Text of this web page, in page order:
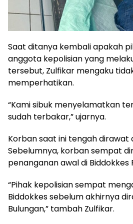
Saat ditanya kembali apakah
anggota kepolisian yang
tersebut, Zulfikar mengaku
memperhatikan.
“Kami sibuk menyelamatkan
sudah terbakar,” ujarnya.
Korban saat ini tengah dirawat
Sebelumnya, korban sempat
penanganan awal di Biddokkes
“Pihak kepolisian sempat
Biddokkes sebelum akhirnya
Bulungan,” tambah Zulfikar.